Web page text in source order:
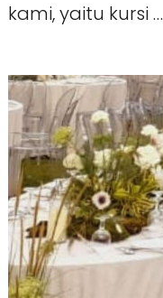
kami, yaitu kursi …